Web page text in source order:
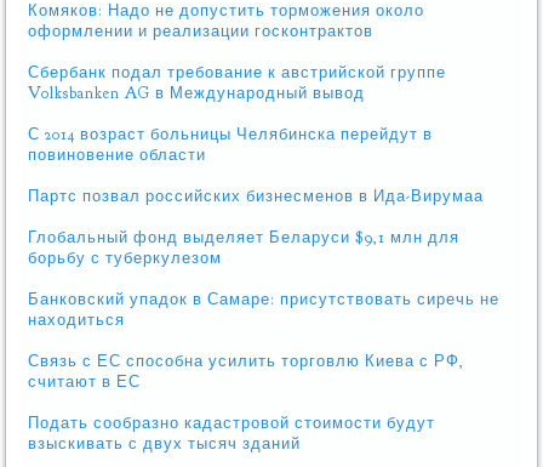
Комяков: Надо не допустить торможения около
оформлении и реализации госконтрактов
Сбербанк подал требование к австрийской группе
Volksbanken AG в Международный вывод
С 2014 возраст больницы Челябинска перейдут в
повиновение области
Партс позвал российских бизнесменов в Ида-Вирумаа
Глобальный фонд выделяет Беларуси $9,1 млн для
борьбу с туберкулезом
Банковский упадок в Самаре: присутствовать сиречь не
находиться
Связь с ЕС способна усилить торговлю Киева с РФ,
считают в ЕС
Подать сообразно кадастровой стоимости будут
взыскивать с двух тысяч зданий